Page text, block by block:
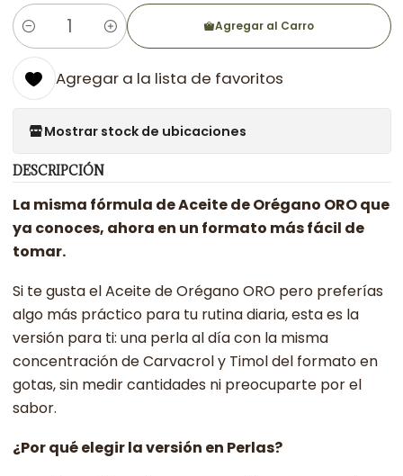
Cantidad
Agregar al Carro
Agregar a la lista de favoritos
Mostrar stock de ubicaciones
DESCRIPCIÓN
La misma fórmula de Aceite de Orégano ORO que
ya conoces, ahora en un formato más fácil de
tomar.
Si te gusta el Aceite de Orégano ORO pero preferías
algo más práctico para tu rutina diaria, esta es la
versión para ti: una perla al día con la misma
concentración de Carvacrol y Timol del formato en
gotas, sin medir cantidades ni preocuparte por el
sabor.
¿Por qué elegir la versión en Perlas?